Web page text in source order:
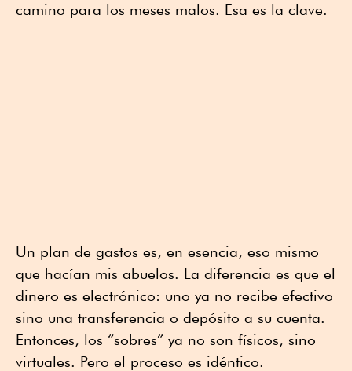
camino para los meses malos. Esa es la clave.
Un plan de gastos es, en esencia, eso mismo
que hacían mis abuelos. La diferencia es que el
dinero es electrónico: uno ya no recibe efectivo
sino una transferencia o depósito a su cuenta.
Entonces, los “sobres” ya no son físicos, sino
virtuales. Pero el proceso es idéntico.